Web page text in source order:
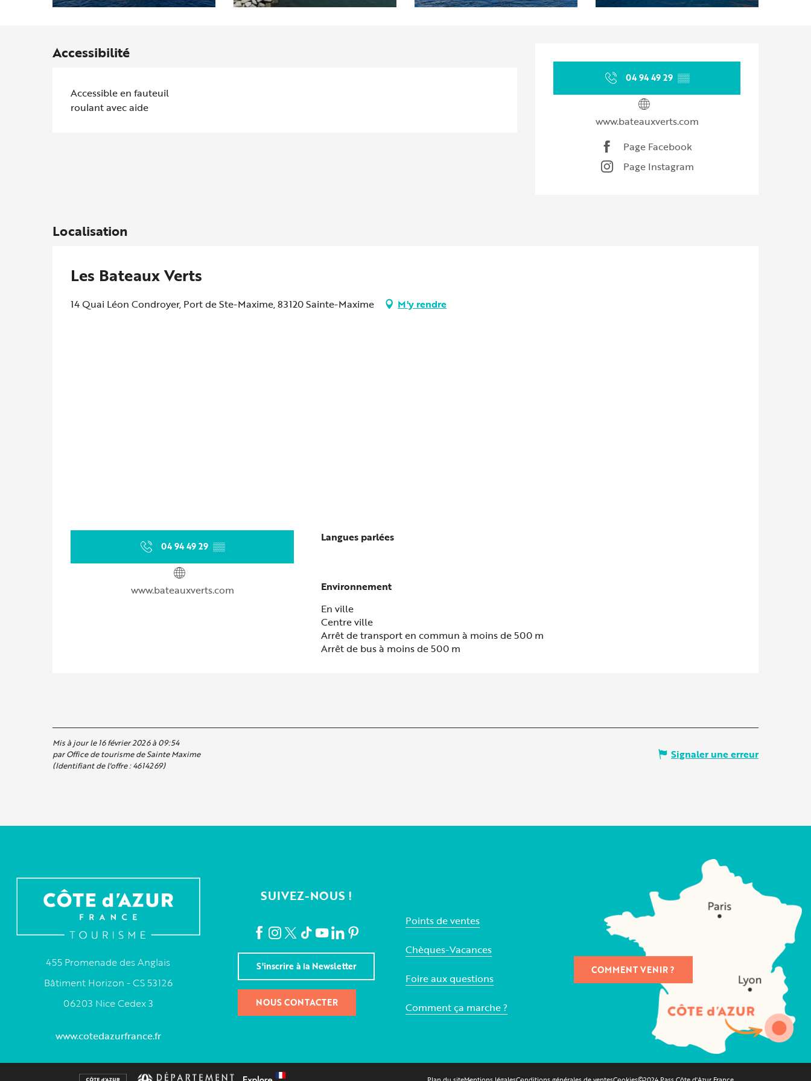
Ouverture et coordonnées
04 94 49 29 ▒▒
www.bateauxverts.com
Page Facebook
Page Instagram
Accessibilité
Accessible en fauteuil
roulant avec aide
Localisation
Les Bateaux Verts
14 Quai Léon Condroyer, Port de Ste-Maxime, 83120 Sainte-Maxime M'y rendre
04 94 49 29 ▒▒
www.bateauxverts.com
Langues parlées
Langues parlées
Environnement
Environnement
En ville
Centre ville
Arrêt de transport en commun à moins de 500 m
Arrêt de bus à moins de 500 m
Mis à jour le 16 février 2026 à 09:54
par Office de tourisme de Sainte Maxime
(Identifiant de l'offre :4614269)
Signaler une erreur
455 Promenade des Anglais
Bâtiment Horizon - CS 53126
06203 Nice Cedex 3
www.cotedazurfrance.fr
SUIVEZ-NOUS !
S'inscrire à la Newsletter
NOUS CONTACTER
Points de ventes
Chèques-Vacances
Foire aux questions
Comment ça marche ?
COMMENT VENIR ?